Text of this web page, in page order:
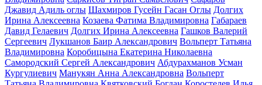
Джавид Адиль оглы Шахмиров Гусейн Гасан Оглы Долгих
Ирина Алексеевна Козаева Фатима Владимировна Габараев
Давид Гелаевич Долгих Ирина Алексеевна Гашков Валерий
Сергеевич Лукшанов Баир Александрович Вольперт Татьяна
Владимировна Коробицына Екатерина Николаевна
Самородский Сергей Александрович Абдурахманов Усман
Кургулиевич Манукян Анна Александровна Вольперт